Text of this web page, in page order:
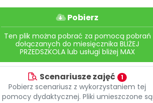
Pobierz
Ten plik można pobrać za pomocą pobrań
dołączanych do miesięcznika BLIŻEJ
PRZEDSZKOLA lub usługi bliżej MAX
Scenariusze zajęć 1
Pobierz scenariusz z wykorzystaniem tej
pomocy dydaktycznej. Pliki umieszczone są